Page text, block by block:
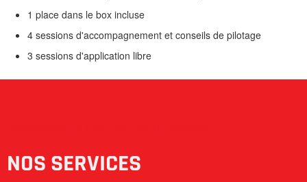
1 place dans le box incluse
4 sessions d'accompagnement et conseils de pilotage
3 sessions d'application libre
NOS SERVICES